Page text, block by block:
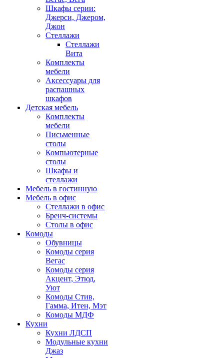
Шкафы серии:
Джерси, Джером,
Джон
Стеллажи
Стеллажи
Вита
Комплекты
мебели
Аксессуары для
распашных
шкафов
Детская мебель
Комплекты
мебели
Письменные
столы
Компьютерные
столы
Шкафы и
стеллажи
Мебель в гостинную
Мебель в офис
Стеллажи в офис
Бренч-системы
Столы в офис
Комоды
Обувницы
Комоды серия
Вегас
Комоды серия
Акцент, Этюд,
Уют
Комоды Стив,
Гамма, Итен, Мэт
Комоды МДФ
Кухни
Кухни ЛДСП
Модульные кухни
Джаз